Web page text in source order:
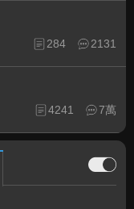
284 2131
4241 7萬